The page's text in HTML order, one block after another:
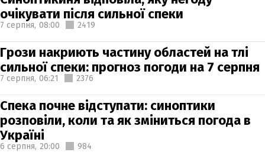
очікувати після сильної спеки
7 серпня, 08:00 2419
Грози накриють частину областей на тлі
сильної спеки: прогноз погоди на 7 серпня
7 серпня, 06:21 2376
Спека почне відступати: синоптики
розповіли, коли та як зміниться погода в
Україні
6 серпня, 20:00 984